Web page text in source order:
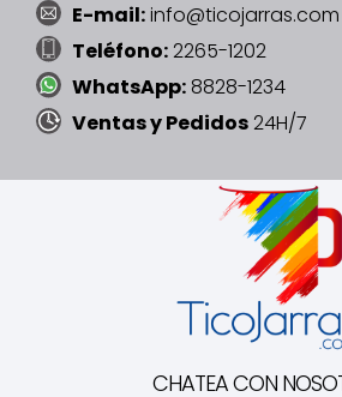
E-mail:info@ticojarras.com
Teléfono:2265-1202
WhatsApp:8828-1234
Ventas y Pedidos24H/7
CHATEA CON